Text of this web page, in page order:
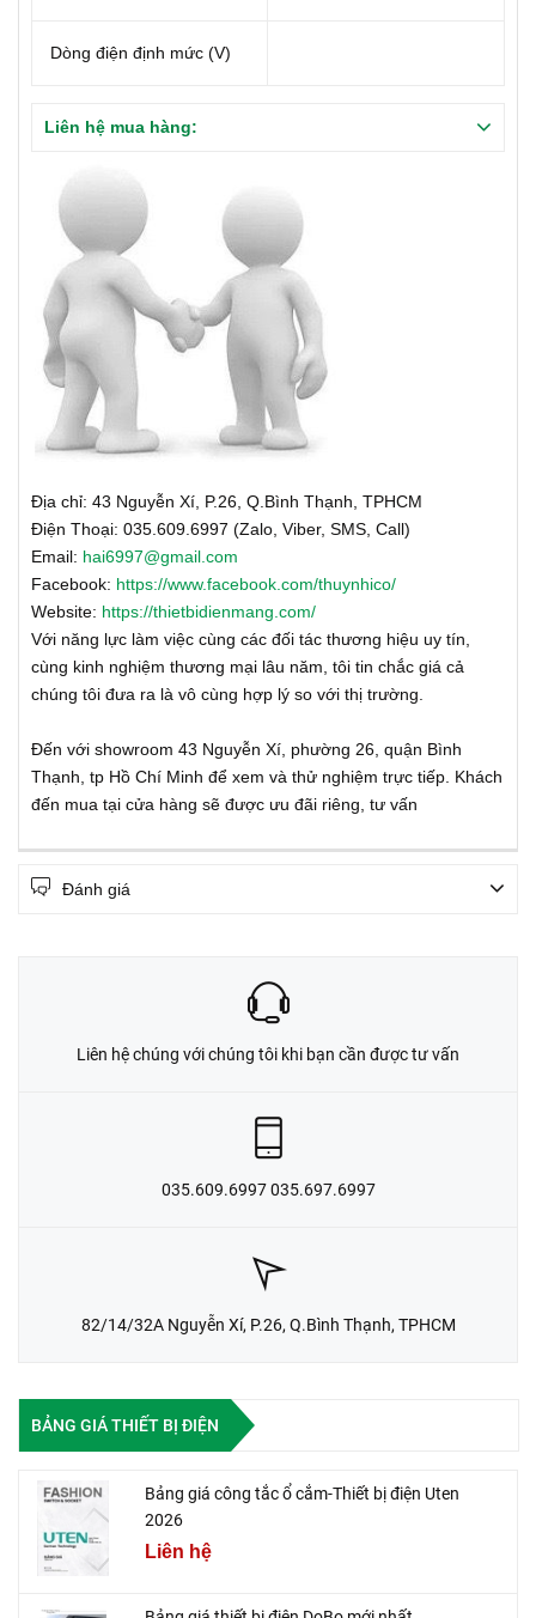
Dòng điện định mức (V)
Liên hệ mua hàng:
Địa chỉ: 43 Nguyễn Xí, P.26, Q.Bình Thạnh, TPHCM
Điện Thoại: 035.609.6997 (Zalo, Viber, SMS, Call)
Email: hai6997@gmail.com
Facebook: https://www.facebook.com/thuynhico/
Website: https://thietbidienmang.com/
Với năng lực làm việc cùng các đối tác thương hiệu uy tín,
cùng kinh nghiệm thương mại lâu năm, tôi tin chắc giá cả
chúng tôi đưa ra là vô cùng hợp lý so với thị trường.
Đến với showroom 43 Nguyễn Xí, phường 26, quận Bình
Thạnh, tp Hồ Chí Minh để xem và thử nghiệm trực tiếp. Khách
đến mua tại cửa hàng sẽ được ưu đãi riêng, tư vấn
Đánh giá
Liên hệ chúng với chúng tôi khi bạn cần được tư vấn
035.609.6997 035.697.6997
82/14/32A Nguyễn Xí, P.26, Q.Bình Thạnh, TPHCM
BẢNG GIÁ THIẾT BỊ ĐIỆN
Bảng giá công tắc ổ cắm-Thiết bị điện Uten
2026
Liên hệ